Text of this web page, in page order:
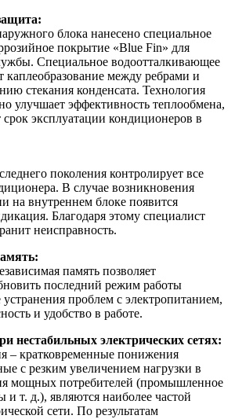
блока нанесено специальное
покрытие «Blue Fin» для
Специальное водоотталкивающее
каплеобразование между ребрами и
стекания конденсата. Технология
улучшает эффективность теплообмена,
срок эксплуатации кондиционеров в
поколения контролирует все
В случае возникновения
на внутреннем блоке появится
Благодаря этому специалист
неисправность.
память позволяет
последний режим работы
проблем с электропитанием,
и удобство в работе.
нестабильных электрических сетях:
– кратковременные понижения
с резким увеличением нагрузки в
мощных потребителей (промышленное
и т. д.), являются наиболее частой
сети. По результатам